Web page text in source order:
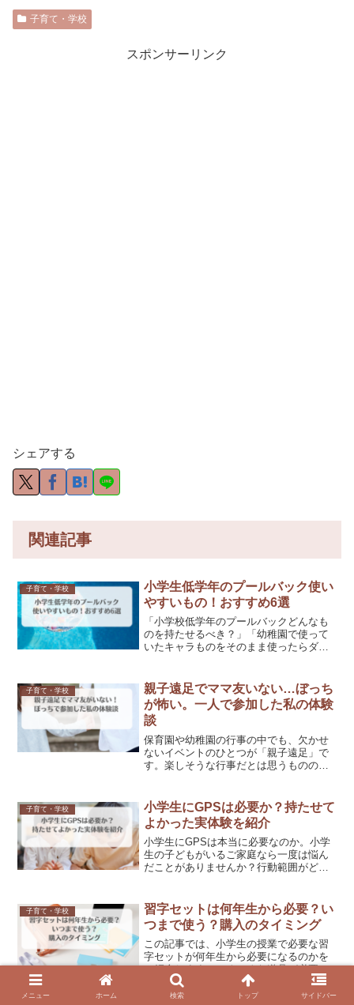
子育て・学校
スポンサーリンク
シェアする
関連記事
子育て・学校
小学生低学年のプールバック使い
やすいもの！おすすめ6選
「小学校低学年のプールバックどんなも
のを持たせるべき？」「幼稚園で使って
いたキャラものをそのまま使ったらダメ
やすいものを選んであげたいですよね！
そこで、小学生の子どもが...
子育て・学校
親子遠足でママ友いない…ぼっち
が怖い。一人で参加した私の体験
談
保育園や幼稚園の行事の中でも、欠かせ
ないイベントのひとつが「親子遠足」で
す。楽しそうな行事だとは思うものの、
け一人ぼっちだったらどうしよう…」そ
んな不安を感じているママも...
子育て・学校
小学生にGPSは必要か？持たせて
よかった実体験を紹介
小学生にGPSは本当に必要なのか。小学
生の子どもがいるご家庭なら一度は悩ん
だことがありませんか？行動範囲がどん
から言うと、小学生にGPSに持たせるの
は必須ではありません...
子育て・学校
習字セットは何年生から必要？い
つまで使う？購入のタイミング
この記事では、小学生の授業で必要な習
字セットが何年生から必要になるのかを
ご紹介します。いろいろな道具が必要に
なる小学生の授業。なかでも習字セット
は一人1つ必要なものなので、何年生から
メニュー ホーム 検索 トップ サイドバー